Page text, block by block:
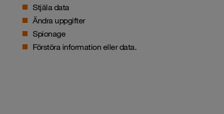
Stjäla data
Ändra uppgifter
Spionage
Förstöra information eller data.